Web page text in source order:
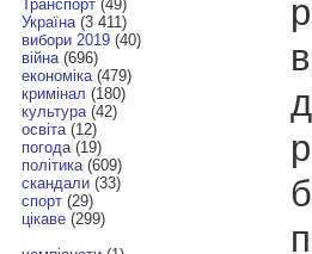
Транспорт(49)
Україна(3 411)
вибори 2019(40)
війна(696)
економіка(479)
кримінал (180)
культура(42)
освіта(12)
погода(19)
політика(609)
скандали(33)
спорт(29)
цікаве(299)